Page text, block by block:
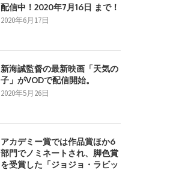
配信中！2020年7月16日 まで！
2020年6月17日
新海誠監督の最新映画「天気の
子」がVODで配信開始。
2020年5月26日
アカデミー賞では作品賞ほか6
部門でノミネートされ、脚色賞
を受賞した「ジョジョ・ラビッ